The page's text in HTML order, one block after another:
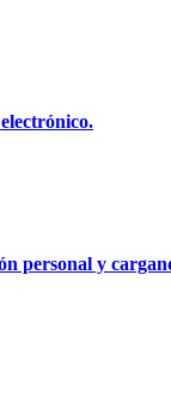
etc.
personal y